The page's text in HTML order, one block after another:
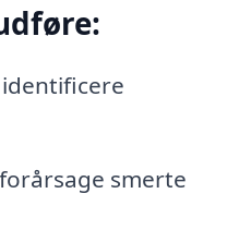
smerte